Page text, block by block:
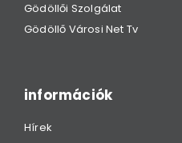
Gödöllői Szolgálat
Gödöllő Városi Net Tv
információk
Hírek